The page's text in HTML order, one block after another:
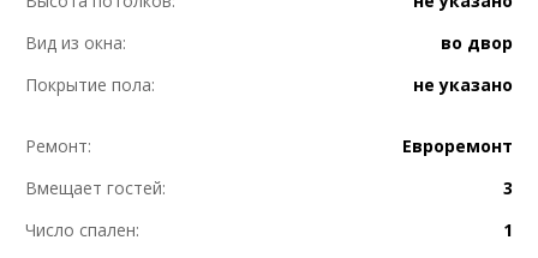
Вид из окна:
во двор
Покрытие пола:
не указано
Ремонт:
Евроремонт
Вмещает гостей:
3
Число спален:
1